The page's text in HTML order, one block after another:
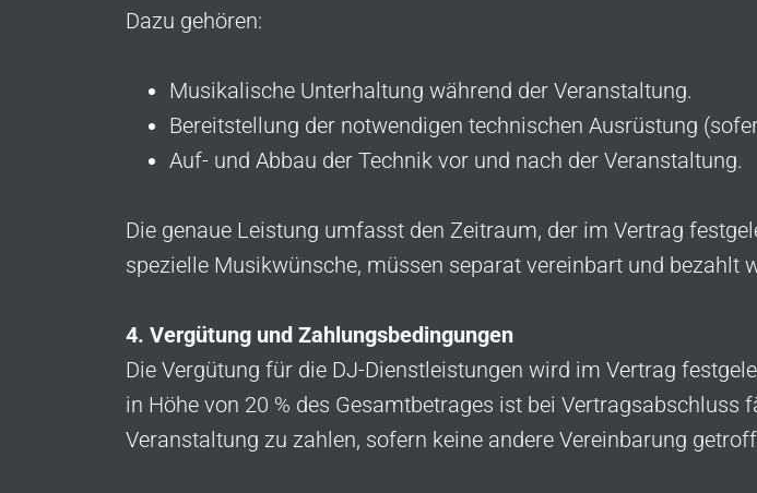
Dazu gehören:
Musikalische Unterhaltung während der Veranstaltung.
Bereitstellung der notwendigen technischen Ausrüstung
Auf- und Abbau der Technik vor und nach der Veranstaltung.
Die genaue Leistung umfasst den Zeitraum, der im Vertrag
spezielle Musikwünsche, müssen separat vereinbart und bezahlt
4. Vergütung und Zahlungsbedingungen
Die Vergütung für die DJ-Dienstleistungen wird im Vertrag
in Höhe von 20 % des Gesamtbetrages ist bei Vertragsabschluss
Veranstaltung zu zahlen, sofern keine andere Vereinbarung